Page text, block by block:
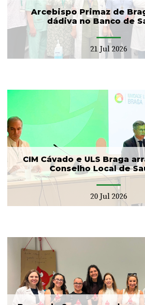
Arcebispo Primaz de
dádiva no Banco de
21 Jul 2026
CIM Cávado e ULS Braga
Conselho Local de
20 Jul 2026